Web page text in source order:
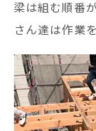
梁は組む順番
さん達は作業